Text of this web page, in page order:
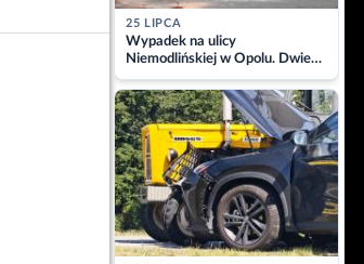
25 LIPCA
Wypadek na ulicy
Niemodlińskiej w Opolu. Dwie
osoby w szpitalu